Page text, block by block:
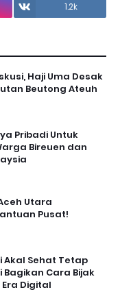
1.2k
Haji Uma Desak
Beutong Ateuh
Pribadi Untuk
Bireuen dan
Utara
Pusat!
Akal Sehat Tetap
Bagikan Cara Bijak
Digital